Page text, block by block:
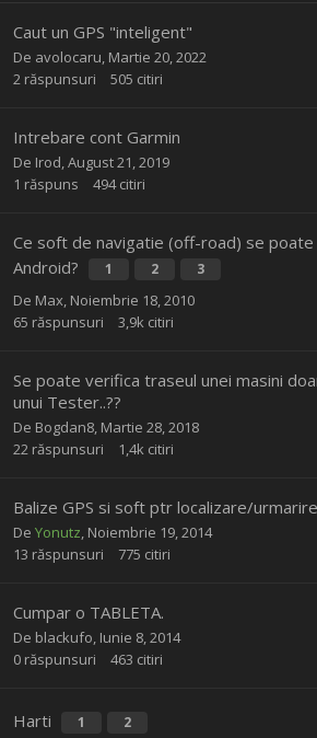
Caut un GPS "inteligent"
De avolocaru, Martie 20, 2022
2 răspunsuri 505 citiri
Intrebare cont Garmin
De Irod,August 21, 2019
1 răspuns 494 citiri
Ce soft de navigatie (off-road) se poate
Android?
1 2 3
De Max, Noiembrie 18, 2010
65 răspunsuri 3,9k citiri
Se poate verifica traseul unei masini
unui Tester..??
De Bogdan8, Martie 28, 2018
22 răspunsuri 1,4k citiri
Balize GPS si soft ptr localizare/
De Yonutz, Noiembrie 19, 2014
13 răspunsuri 775 citiri
Cumpar o TABLETA.
De blackufo, Iunie 8, 2014
0 răspunsuri 463 citiri
Harti 1 2